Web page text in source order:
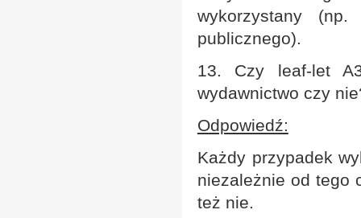
wykorzystany (np.
publicznego).
13. Czy leaf-let
wydawnictwo czy
Odpowiedź:
Każdy przypadek
niezależnie od tego
też nie.